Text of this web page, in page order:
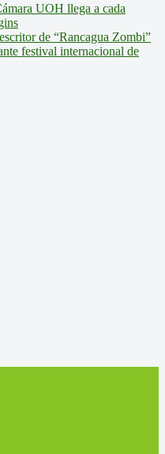
UOH llega a cada
de “Rancagua Zombi”
festival internacional de